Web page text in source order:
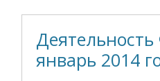
январь 2014